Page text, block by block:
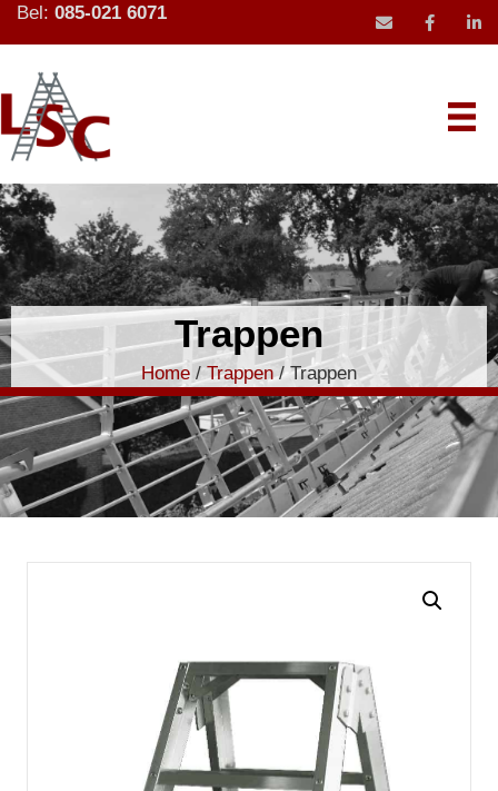
Bel: 085-021 6071
mail icoon
Trappen
Home /Trappen/ Trappen